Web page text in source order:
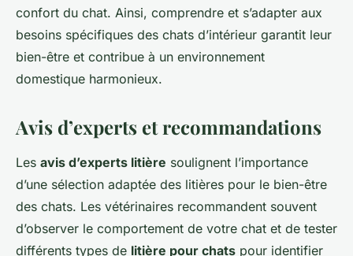
confort du chat. Ainsi, comprendre et s’adapter aux
besoins spécifiques des chats d’intérieur garantit leur
bien-être et contribue à un environnement
domestique harmonieux.
Avis d’experts et recommandations
Les avis d’experts litière soulignent l’importance
d’une sélection adaptée des litières pour le bien-être
des chats. Les vétérinaires recommandent souvent
d’observer le comportement de votre chat et de tester
différents types de litière pour chats pour identifier